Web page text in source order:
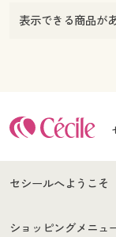
表示できる商品が
セシールへようこそ
はじめての方へ
ショッピングメニュ